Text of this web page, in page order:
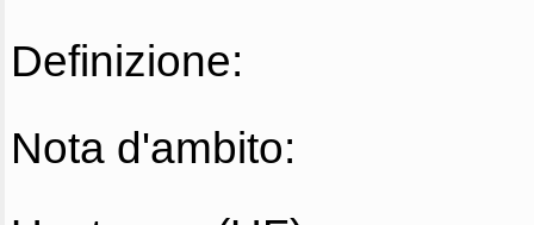
Definizione:
Nota d'ambito: